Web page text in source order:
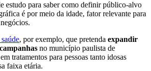
estudo para saber como definir público-alvo
é por meio da idade, fator relevante para
, por exemplo, que pretenda expandir
no município paulista de
tratamentos para pessoas tanto idosas
faixa etária.